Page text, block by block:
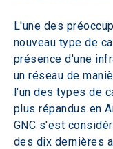
L'une des
nouveau type de
présence d'une
un réseau de
l'un des types de
plus répandus en
GNC s'est
des dix dernières